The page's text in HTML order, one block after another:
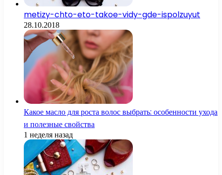
metizy-chto-eto-takoe-vidy-gde-ispolzuyut
28.10.2018
Какое масло для роста волос выбрать: особенности ухода
и полезные свойства
1 неделя назад